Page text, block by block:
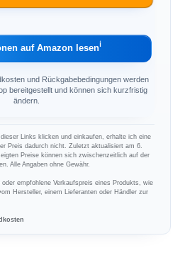
auf Amazon lesenℹ︎
und Rückgabebedingungen werden
bereitgestellt und können sich kurzfristig
ändern.
Links klicken und einkaufen, erhalte ich eine
Preis dadurch nicht. Zuletzt aktualisiert am 6.
Preise können sich zwischenzeitlich auf der
Alle Angaben ohne Gewähr.
empfohlene Verkaufspreis eines Produkts, wie
Hersteller, einem Lieferanten oder Händler zur